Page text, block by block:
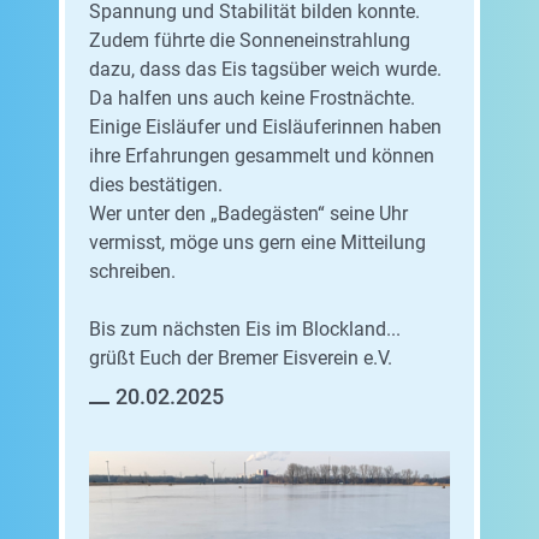
Spannung und Stabilität bilden konnte.
Zudem führte die Sonneneinstrahlung
dazu, dass das Eis tagsüber weich wurde.
Da halfen uns auch keine Frostnächte.
Einige Eisläufer und Eisläuferinnen haben
ihre Erfahrungen gesammelt und können
dies bestätigen.
Wer unter den „Badegästen“ seine Uhr
vermisst, möge uns gern eine Mitteilung
schreiben.
Bis zum nächsten Eis im Blockland...
grüßt Euch der Bremer Eisverein e.V.
20.02.2025